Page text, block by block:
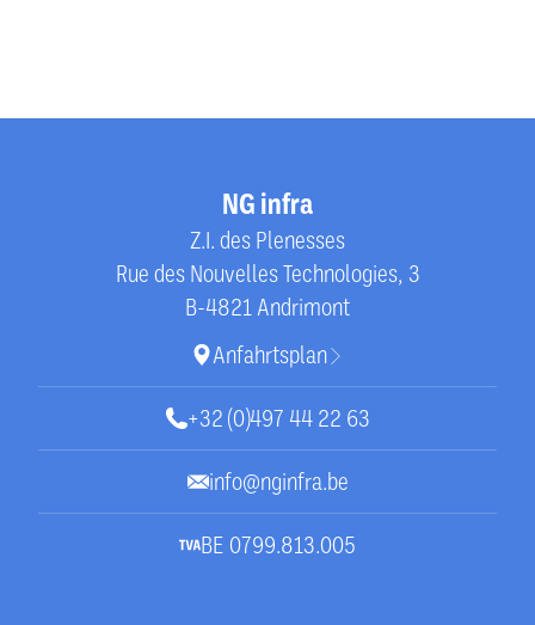
NG infra
Z.I. des Plenesses
Rue des Nouvelles Technologies, 3
B-4821 Andrimont
Anfahrtsplan
+32 (0)497 44 22 63
info@nginfra.be
BE 0799.813.005